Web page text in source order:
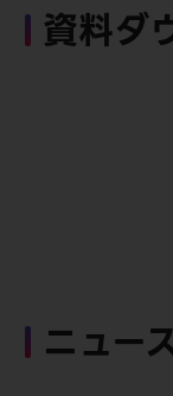
資料ダ
ニュー